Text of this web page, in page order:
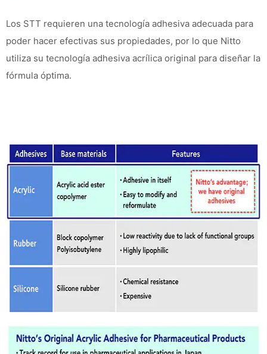
Los STT requieren una tecnología adhesiva adecuada para
poder hacer efectivas sus propiedades, por lo que Nitto
utiliza su tecnología adhesiva acrílica original para diseñar la
fórmula óptima.